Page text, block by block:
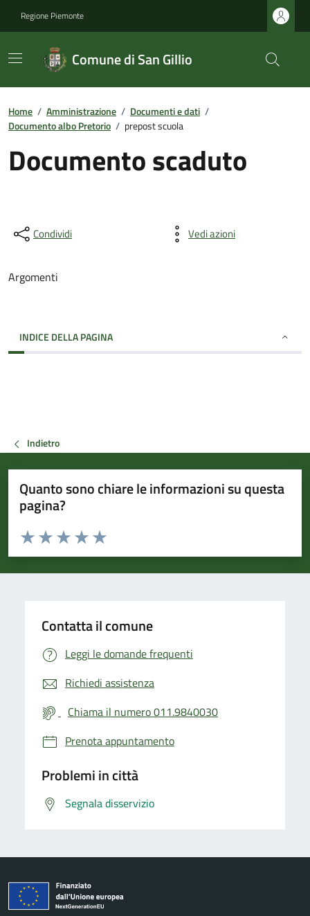
Regione Piemonte
Comune di San Gillio
Home / Amministrazione / Documenti e dati /
Documento albo Pretorio / prepost scuola
Documento scaduto
Condividi Vedi azioni
Argomenti
INDICE DELLA PAGINA
Indietro
Quanto sono chiare le informazioni su questa
pagina?
Valuta da 1 a 5 stelle la pagina
Valuta 5 stelle su 5
Valuta 4 stelle su 5
Valuta 3 stelle su 5
Valuta 2 stelle su 5
Valuta 1 stelle su 5
Contatta il comune
Leggi le domande frequenti
Richiedi assistenza
Chiama il numero 011.9840030
Prenota appuntamento
Problemi in città
Segnala disservizio